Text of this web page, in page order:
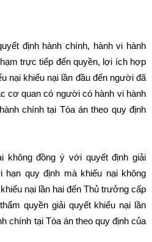
định hành chính, hành vi hành
trực tiếp đến quyền, lợi ích hợp
nại khiếu nại lần đầu đến người đã
cơ quan có người có hành vi hành
chính tại Tòa án theo quy định
không đồng ý với quyết định giải
hạn quy định mà khiếu nại không
nại lần hai đến Thủ trưởng cấp
quyền giải quyết khiếu nại lần
chính tại Tòa án theo quy định của